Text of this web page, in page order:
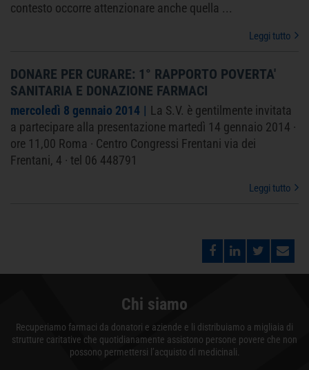
contesto occorre attenzionare anche quella ...
Leggi tutto
DONARE PER CURARE: 1° RAPPORTO POVERTA'
SANITARIA E DONAZIONE FARMACI
mercoledì 8 gennaio 2014
La S.V. è gentilmente invitata
a partecipare alla presentazione martedì 14 gennaio 2014 ·
ore 11,00 Roma · Centro Congressi Frentani via dei
Frentani, 4 · tel 06 448791
Leggi tutto
Chi siamo
Recuperiamo farmaci da donatori e aziende e li distribuiamo a migliaia di
strutture caritative che quotidianamente assistono persone povere che non
possono permettersi l’acquisto di medicinali.